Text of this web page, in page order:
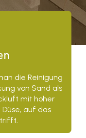
die Reinigung
von Sand als
mit hoher
auf das